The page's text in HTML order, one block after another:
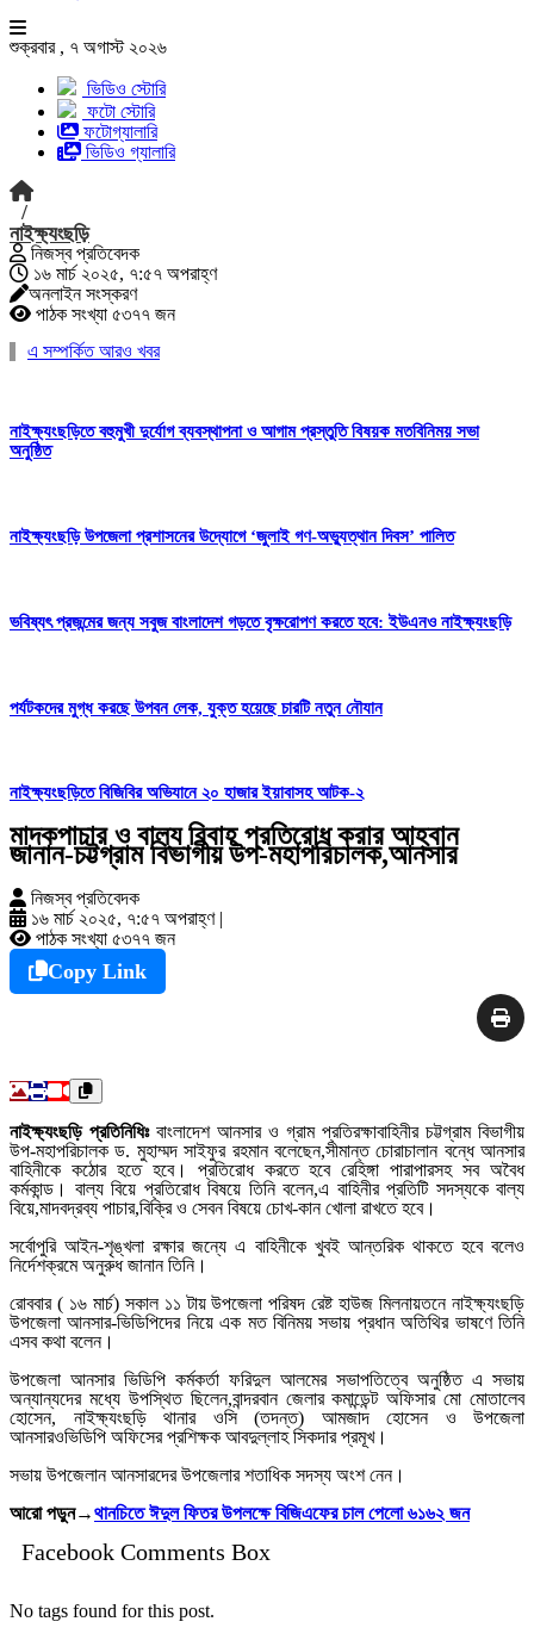
শুক্রবার , ৭ অগাস্ট ২০২৬
ভিডিও স্টোরি
ফটো স্টোরি
ফটোগ্যালারি
ভিডিও গ্যালারি
/
নাইক্ষ্যংছড়ি
নিজস্ব প্রতিবেদক
১৬ মার্চ ২০২৫, ৭:৫৭ অপরাহ্ণ
অনলাইন সংস্করণ
পাঠক সংখ্যা ৫৩৭৭ জন
এ সম্পর্কিত আরও খবর
নাইক্ষ্যংছড়িতে বহুমুখী দুর্যোগ ব্যবস্থাপনা ও আগাম প্রস্তুতি বিষয়ক মতবিনিময় সভা
অনুষ্ঠিত
নাইক্ষ্যংছড়ি উপজেলা প্রশাসনের উদ্যোগে ‘জুলাই গণ-অভ্যুত্থান দিবস’ পালিত
ভবিষ্যৎ প্রজন্মের জন্য সবুজ বাংলাদেশ গড়তে বৃক্ষরোপণ করতে হবে: ইউএনও নাইক্ষ্যংছড়ি
পর্যটকদের মুগ্ধ করছে উপবন লেক, যুক্ত হয়েছে চারটি নতুন নৌযান
নাইক্ষ্যংছড়িতে বিজিবির অভিযানে ২০ হাজার ইয়াবাসহ আটক-২
মাদকপাচার ও বাল্য বিবাহ প্রতিরোধ করার আহ্বান
জানান-চট্টগ্রাম বিভাগীয় উপ-মহাপরিচালক,আনসার
নিজস্ব প্রতিবেদক
১৬ মার্চ ২০২৫, ৭:৫৭ অপরাহ্ণ |
পাঠক সংখ্যা ৫৩৭৭ জন
Copy Link
নাইক্ষ্যংছড়ি প্রতিনিধিঃবাংলাদেশ আনসার ও গ্রাম প্রতিরক্ষাবাহিনীর চট্টগ্রাম বিভাগীয়
উপ-মহাপরিচালক ড. মুহাম্মদ সাইফুর রহমান বলেছেন,সীমান্ত চোরাচালান বন্ধে আনসার
বাহিনীকে কঠোর হতে হবে। প্রতিরোধ করতে হবে রেহিঙ্গা পারাপারসহ সব অবৈধ
কর্মকান্ড। বাল্য বিয়ে প্রতিরোধ বিষয়ে তিনি বলেন,এ বাহিনীর প্রতিটি সদস্যকে বাল্য
বিয়ে,মাদবদ্রব্য পাচার,বিক্রি ও সেবন বিষয়ে চোখ-কান খোলা রাখতে হবে।
সর্বোপুরি আইন-শৃঙ্খলা রক্ষার জন্যে এ বাহিনীকে খুবই আন্তরিক থাকতে হবে বলেও
নির্দেশক্রমে অনুরুধ জানান তিনি।
রোববার ( ১৬ মার্চ) সকাল ১১ টায় উপজেলা পরিষদ রেষ্ট হাউজ মিলনায়তনে নাইক্ষ্যংছড়ি
উপজেলা আনসার-ভিডিপিদের নিয়ে এক মত বিনিময় সভায় প্রধান অতিথির ভাষণে তিনি
এসব কথা বলেন।
উপজেলা আনসার ভিডিপি কর্মকর্তা ফরিদুল আলমের সভাপতিত্বে অনুষ্ঠিত এ সভায়
অন্যান্যদের মধ্যে উপস্থিত ছিলেন,বান্দরবান জেলার কমান্ডেন্ট অফিসার মো মোতালেব
হোসেন, নাইক্ষ্যংছড়ি থানার ওসি (তদন্ত) আমজাদ হোসেন ও উপজেলা
আনসারওভিডিপি অফিসের প্রশিক্ষক আবদুল্লাহ সিকদার প্রমূখ।
সভায় উপজেলান আনসারদের উপজেলার শতাধিক সদস্য অংশ নেন।
আরো পড়ুন→থানচিতে ঈদুল ফিতর উপলক্ষে বিজিএফের চাল পেলো ৬১৬২ জন
Facebook Comments Box
No tags found for this post.